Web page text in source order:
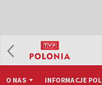
O NAS INFORMACJE